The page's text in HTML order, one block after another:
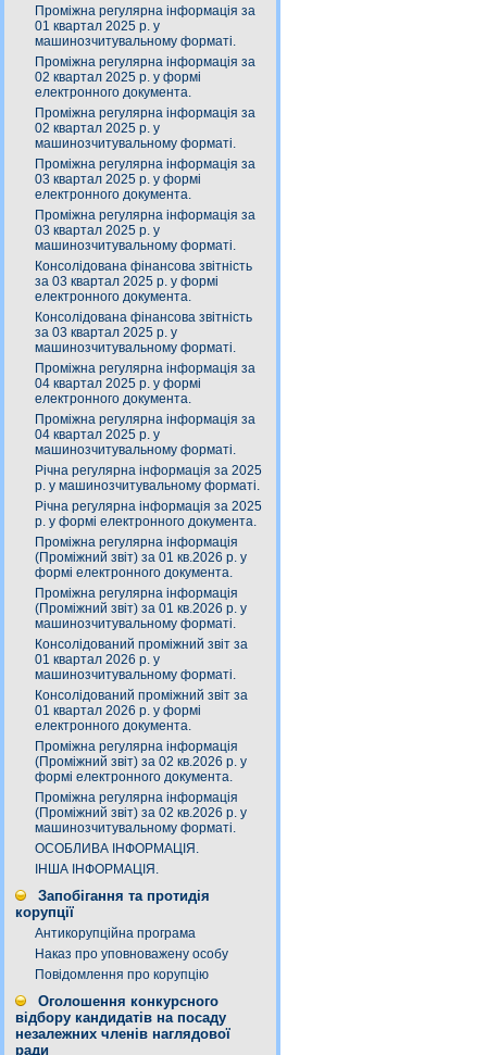
Проміжна регулярна інформація за
01 квартал 2025 р. у
машинозчитувальному форматі.
Проміжна регулярна інформація за
02 квартал 2025 р. у формі
електронного документа.
Проміжна регулярна інформація за
02 квартал 2025 р. у
машинозчитувальному форматі.
Проміжна регулярна інформація за
03 квартал 2025 р. у формі
електронного документа.
Проміжна регулярна інформація за
03 квартал 2025 р. у
машинозчитувальному форматі.
Консолідована фінансова звітність
за 03 квартал 2025 р. у формі
електронного документа.
Консолідована фінансова звітність
за 03 квартал 2025 р. у
машинозчитувальному форматі.
Проміжна регулярна інформація за
04 квартал 2025 р. у формі
електронного документа.
Проміжна регулярна інформація за
04 квартал 2025 р. у
машинозчитувальному форматі.
Річна регулярна інформація за 2025
р. у машинозчитувальному форматі.
Річна регулярна інформація за 2025
р. у формі електронного документа.
Проміжна регулярна інформація
(Проміжний звіт) за 01 кв.2026 р. у
формі електронного документа.
Проміжна регулярна інформація
(Проміжний звіт) за 01 кв.2026 р. у
машинозчитувальному форматі.
Консолідований проміжний звіт за
01 квартал 2026 р. у
машинозчитувальному форматі.
Консолідований проміжний звіт за
01 квартал 2026 р. у формі
електронного документа.
Проміжна регулярна інформація
(Проміжний звіт) за 02 кв.2026 р. у
формі електронного документа.
Проміжна регулярна інформація
(Проміжний звіт) за 02 кв.2026 р. у
машинозчитувальному форматі.
ОСОБЛИВА ІНФОРМАЦІЯ.
ІНША ІНФОРМАЦІЯ.
Запобігання та протидія
корупції
Антикорупційна програма
Наказ про уповноважену особу
Повідомлення про корупцію
Оголошення конкурсного
відбору кандидатів на посаду
незалежних членів наглядової
ради